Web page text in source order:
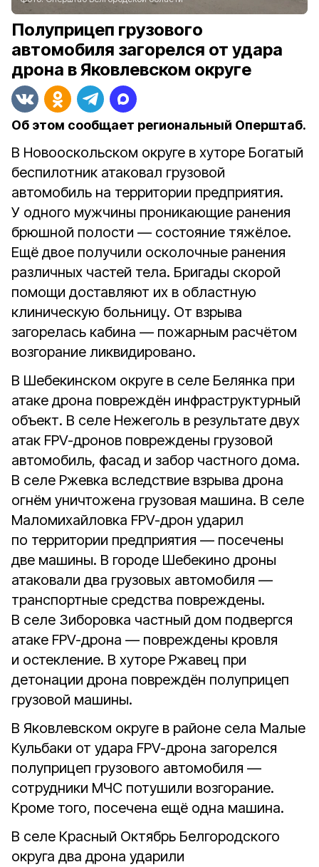
Полуприцеп грузового
автомобиля загорелся от удара
дрона в Яковлевском округе
Об этом сообщает региональный Оперштаб.
В Новооскольском округе в хуторе Богатый
беспилотник атаковал грузовой
автомобиль на территории предприятия.
У одного мужчины проникающие ранения
брюшной полости — состояние тяжёлое.
Ещё двое получили осколочные ранения
различных частей тела. Бригады скорой
помощи доставляют их в областную
клиническую больницу. От взрыва
загорелась кабина — пожарным расчётом
возгорание ликвидировано.
В Шебекинском округе в селе Белянка при
атаке дрона повреждён инфраструктурный
объект. В селе Нежеголь в результате двух
атак FPV-дронов повреждены грузовой
автомобиль, фасад и забор частного дома.
В селе Ржевка вследствие взрыва дрона
огнём уничтожена грузовая машина. В селе
Маломихайловка FPV-дрон ударил
по территории предприятия — посечены
две машины. В городе Шебекино дроны
атаковали два грузовых автомобиля —
транспортные средства повреждены.
В селе Зиборовка частный дом подвергся
атаке FPV-дрона — повреждены кровля
и остекление. В хуторе Ржавец при
детонации дрона повреждён полуприцеп
грузовой машины.
В Яковлевском округе в районе села Малые
Кульбаки от удара FPV-дрона загорелся
полуприцеп грузового автомобиля —
сотрудники МЧС потушили возгорание.
Кроме того, посечена ещё одна машина.
В селе Красный Октябрь Белгородского
округа два дрона ударили